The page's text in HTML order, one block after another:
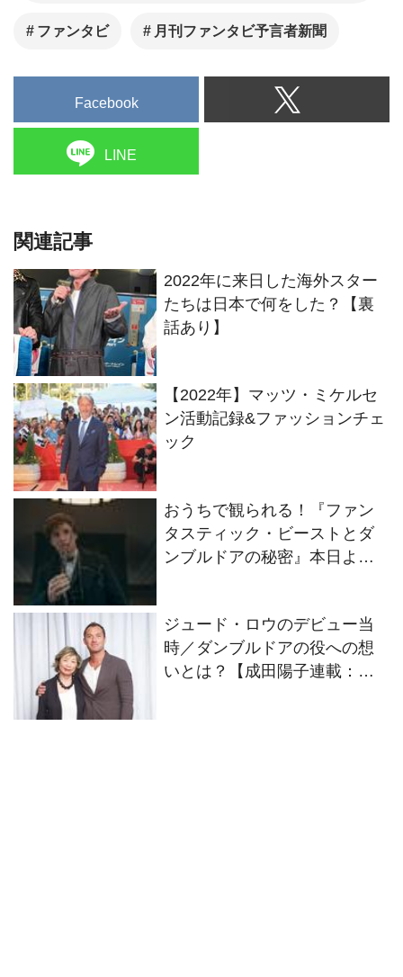
ファンタビ 月刊ファンタビ予言者新聞
Facebook
LINE
関連記事
2022年に来日した海外スター
たちは日本で何をした？【裏
話あり】
【2022年】マッツ・ミケルセ
ン活動記録&ファッションチェ
ック
おうちで観られる！『ファン
タスティック・ビーストとダ
ンブルドアの秘密』本日より
ジュード・ロウのデビュー当
時／ダンブルドアの役への想
いとは？【成田陽子連載：私